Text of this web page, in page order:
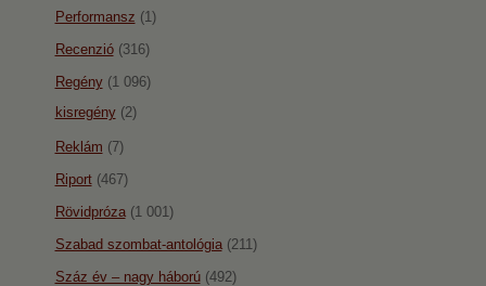
Performansz (1)
Recenzió(316)
Regény(1 096)
kisregény(2)
Reklám (7)
Riport(467)
Rövidpróza(1 001)
Szabad szombat-antológia(211)
Száz év – nagy háború(492)